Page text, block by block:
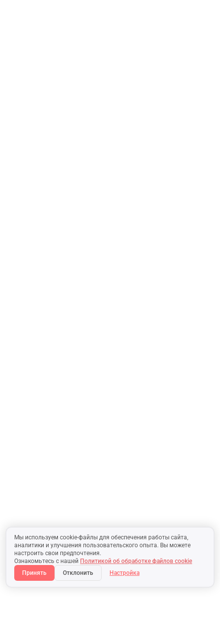
Мы используем cookie-файлы для обеспечения работы сайта,
аналитики и улучшения пользовательского опыта. Вы можете
настроить свои предпочтения.
Ознакомьтесь с нашей Политикой об обработке файлов cookie
Принять
Отклонить Настройка